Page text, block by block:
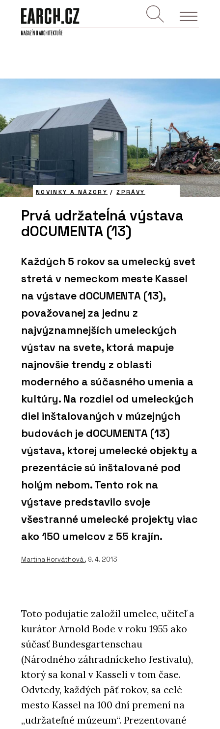
NOVINKY A NÁZORY /ZPRÁVY
Prvá udržateĺná výstava
dOCUMENTA (13)
Každých 5 rokov sa umelecký svet
stretá v nemeckom meste Kassel
na výstave dOCUMENTA (13),
považovanej za jednu z
najvýznamnejších umeleckých
výstav na svete, ktorá mapuje
najnovšie trendy z oblasti
moderného a súčasného umenia a
kultúry. Na rozdiel od umeleckých
diel inštalovaných v múzejných
budovách je dOCUMENTA (13)
výstava, ktorej umelecké objekty a
prezentácie sú inštalované pod
holým nebom. Tento rok na
výstave predstavilo svoje
všestranné umelecké projekty viac
ako 150 umelcov z 55 krajín.
Martina Horváthová, 9. 4. 2013
Toto podujatie založil umelec, učiteľ a
kurátor Arnold Bode v roku 1955 ako
súčasť Bundesgartenschau
(Národného záhradníckeho festivalu),
ktorý sa konal v Kasseli v tom čase.
Odvtedy, každých päť rokov, sa celé
mesto Kassel na 100 dní premení na
„udržateľné múzeum“. Prezentované